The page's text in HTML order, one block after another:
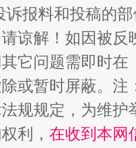
诉报料和投稿的
谅解！如因被
它问题需即时在
或暂时屏蔽。
规规定，为维
利， 在收到本网